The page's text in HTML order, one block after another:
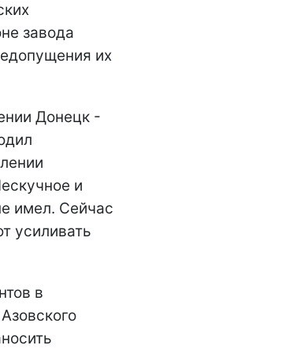
завода
их
Донецк -
и
имел. Сейчас
усиливать
в